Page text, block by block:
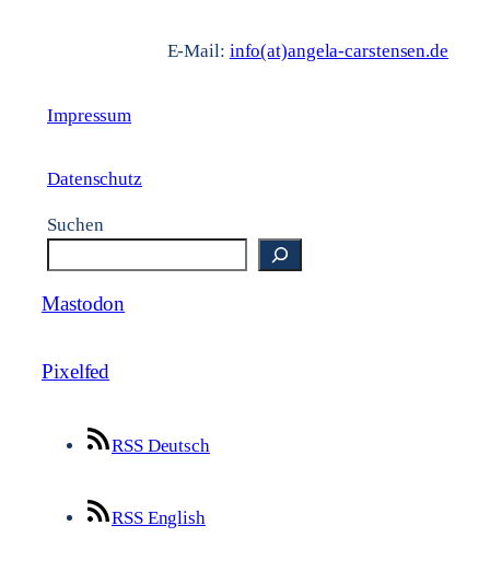
E-Mail: info(at)angela-carstensen.de
Impressum
Datenschutz
Suchen
Mastodon
Pixelfed
RSS Deutsch
RSS English